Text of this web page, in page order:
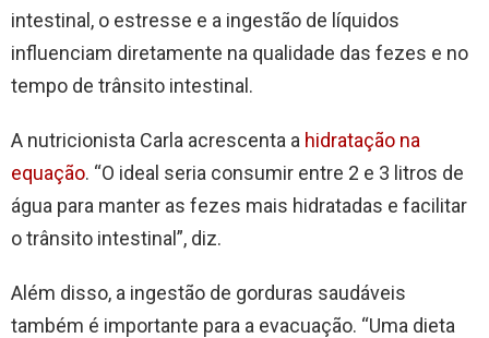
intestinal, o estresse e a ingestão de líquidos
influenciam diretamente na qualidade das fezes e no
tempo de trânsito intestinal.
A nutricionista Carla acrescenta a hidratação na
equação. “O ideal seria consumir entre 2 e 3 litros de
água para manter as fezes mais hidratadas e facilitar
o trânsito intestinal”, diz.
Além disso, a ingestão de gorduras saudáveis
também é importante para a evacuação. “Uma dieta